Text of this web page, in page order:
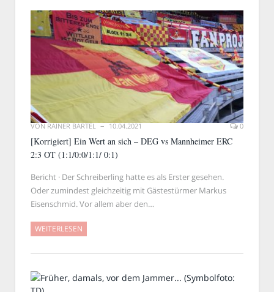
VONRAINER BARTEL 10.04.2021 0
[Korrigiert] Ein Wert an sich – DEG vs Mannheimer ERC
2:3 OT (1:1/0:0/1:1/ 0:1)
Bericht · Der Schreiberling hatte es als Erster gesehen.
Oder zumindest gleichzeitig mit Gästestürmer Markus
Eisenschmid. Vor allem aber den…
WEITERLESEN